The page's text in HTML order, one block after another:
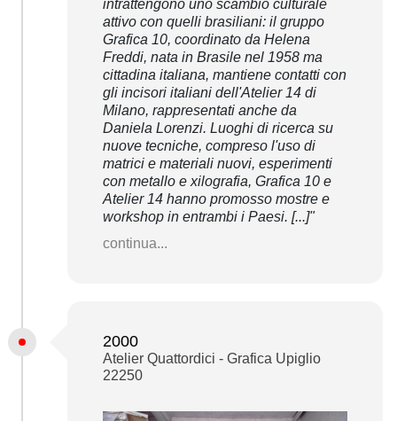
intrattengono uno scambio culturale
attivo con quelli brasiliani: il gruppo
Grafica 10, coordinato da Helena
Freddi, nata in Brasile nel 1958 ma
cittadina italiana, mantiene contatti con
gli incisori italiani dell'Atelier 14 di
Milano, rappresentati anche da
Daniela Lorenzi. Luoghi di ricerca su
nuove tecniche, compreso l'uso di
matrici e materiali nuovi, esperimenti
con metallo e xilografia, Grafica 10 e
Atelier 14 hanno promosso mostre e
workshop in entrambi i Paesi. [...]"
continua...
2000
Atelier Quattordici - Grafica Upiglio
22250